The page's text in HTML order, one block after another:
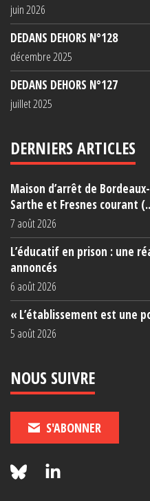
juin 2026
DEDANS DEHORS N°128
décembre 2025
DEDANS DEHORS N°127
juillet 2025
DERNIERS ARTICLES
Maison d’arrêt de
Sarthe et Fresnes courant
7 août 2026
L’éducatif en prison : une
annoncés
6 août 2026
« L’établissement est une
5 août 2026
NOUS SUIVRE
S'ABONNER